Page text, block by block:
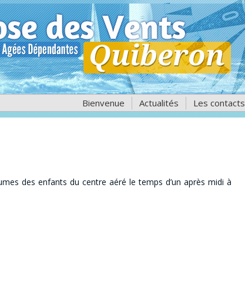
Bienvenue Actualités Les contacts
des enfants du centre aéré le temps d’un après midi à